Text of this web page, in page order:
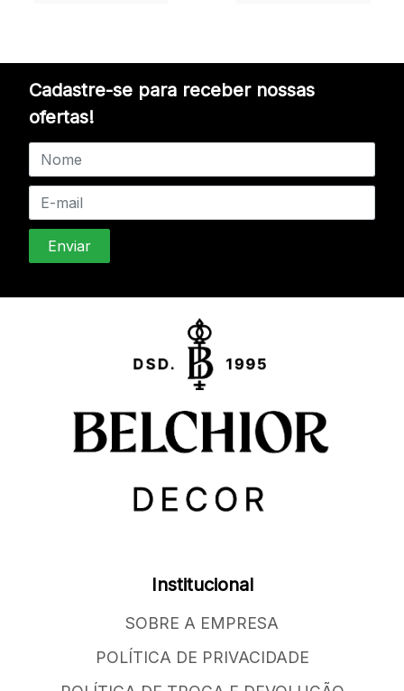
Cadastre-se para receber nossas
ofertas!
Institucional
SOBRE A EMPRESA
POLÍTICA DE PRIVACIDADE